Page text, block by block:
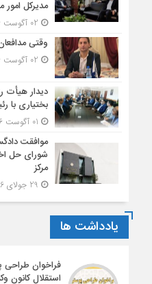
مدیرکل امور
وقتی
دیدار هیأت
بختیاری با
موافقت
شورای حل
مرکز
یادداشت ها
فراخوان طراحی
استقلال کانون